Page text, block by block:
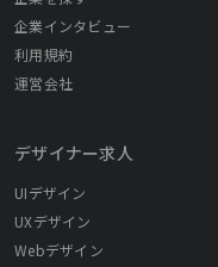
企業インタビュー
利用規約
運営会社
デザイナー求人
UIデザイン
UXデザイン
Webデザイン